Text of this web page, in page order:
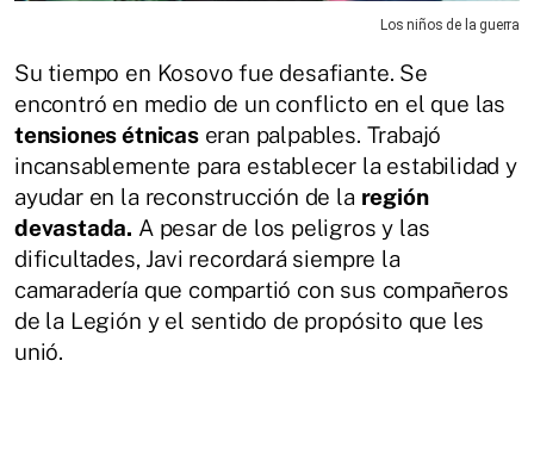
Los niños de la guerra
Su tiempo en Kosovo fue desafiante. Se
encontró en medio de un conflicto en el que las
tensiones étnicaseran palpables. Trabajó
incansablemente para establecer la estabilidad y
ayudar en la reconstrucción de la región
devastada. A pesar de los peligros y las
dificultades, Javi recordará siempre la
camaradería que compartió con sus compañeros
de la Legión y el sentido de propósito que les
unió.